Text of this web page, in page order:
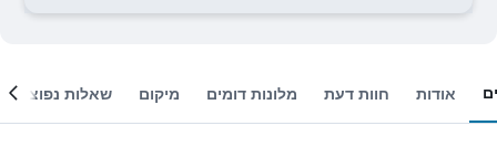
אודות חוות דעת מלונות דומים מיקום שאלות נפוצות